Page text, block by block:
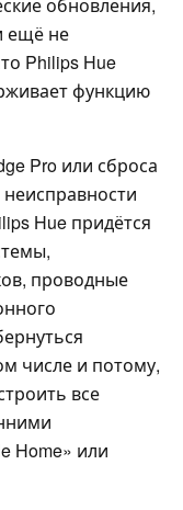
ещё не
Philips Hue
функцию
Pro или сброса
неисправности
Hue придётся
проводные
числе и потому,
все
Home» или